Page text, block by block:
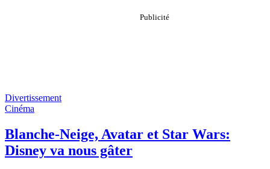
Divertissement
Cinéma
Blanche-Neige, Avatar et Star Wars:
Disney va nous gâter